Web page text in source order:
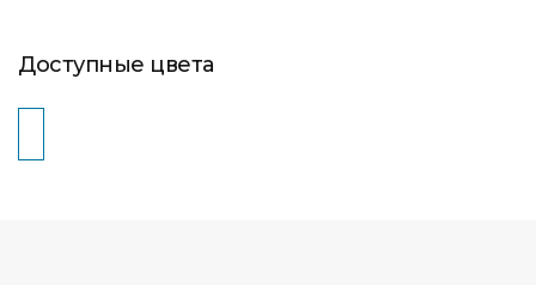
Доступные цвета